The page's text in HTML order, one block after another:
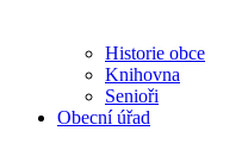
Historie obce
Knihovna
Senioři
Obecní úřad